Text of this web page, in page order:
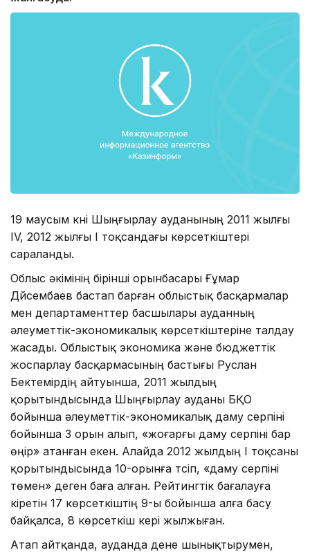
19 маусым күні Шыңғырлау ауданының 2011 жылғы
ІV, 2012 жылғы І тоқсандағы көрсеткіштері
сараланды.
Облыс әкімінің бірінші орынбасары Ғұмар
Дүйсембаев бастап барған облыстық басқармалар
мен департаменттер басшылары ауданның
әлеуметтік-экономикалық көрсеткіштеріне талдау
жасады. Облыстық экономика және бюджеттік
жоспарлау басқармасының бастығы Руслан
Бектемірдің айтуынша, 2011 жылдың
қорытындысында Шыңғырлау ауданы БҚО
бойынша әлеуметтік-экономикалық даму серпіні
бойынша 3 орын алып, «жоғарғы даму серпіні бар
өңір» атанған екен. Алайда 2012 жылдың І тоқсаны
қорытындысында 10-орынға түсіп, «даму серпіні
төмен» деген баға алған. Рейтингтік бағалауға
кіретін 17 көрсеткіштің 9-ы бойынша алға басу
байқалса, 8 көрсеткіш кері жылжыған.
Атап айтқанда, ауданда дене шынықтырумен,